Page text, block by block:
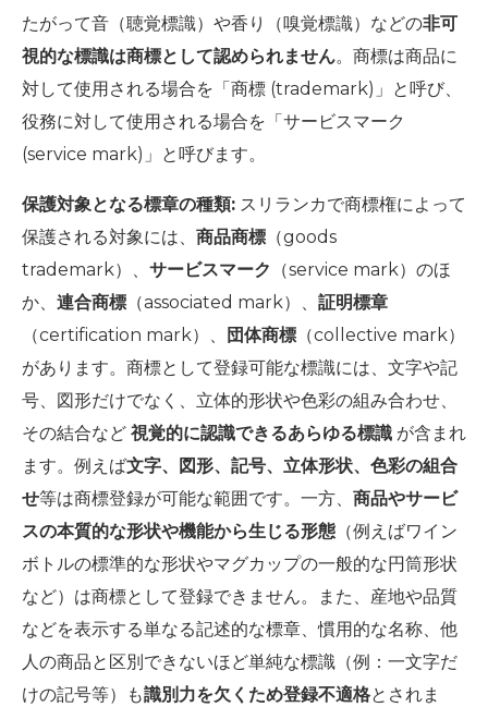
たがって音（聴覚標識）や香り（嗅覚標識）などの非可
視的な標識は商標として認められません。商標は商品に
対して使用される場合を「商標 (trademark)」と呼び、
役務に対して使用される場合を「サービスマーク
(service mark)」と呼びます。
保護対象となる標章の種類: スリランカで商標権によって
保護される対象には、 商品商標 （goods
trademark）、 サービスマーク
（service mark）のほ
か、 連合商標 （associated mark）、 証明標章
（certification mark）、
団体商標 （collective mark）
があります。商標として登録可能な標識には、文字や記
号、図形だけでなく、立体的形状や色彩の組み合わせ、
その結合など 視覚的に認識できるあらゆる標識 が含まれ
ます。例えば文字、図形、記号、立体形状、色彩の組合
せ等は商標登録が可能な範囲です。一方、 商品やサービ
スの本質的な形状や機能から生じる形態 （例えばワイン
ボトルの標準的な形状やマグカップの一般的な円筒形状
など）は商標として登録できません。また、産地や品質
などを表示する単なる記述的な標章、慣用的な名称、他
人の商品と区別できないほど単純な標識（例：一文字だ
けの記号等）も識別力を欠くため登録不適格とされま